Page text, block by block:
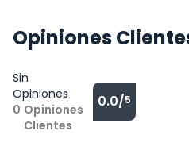
Opiniones
Sin
Opiniones
0 Opiniones
Clientes
0.0/5